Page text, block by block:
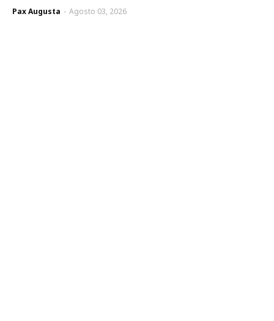
Pax Augusta - Agosto 03, 2026